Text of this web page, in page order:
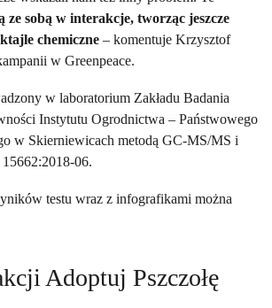
ze sobą w interakcje, tworząc jeszcze
chemiczne – komentuje Krzysztof
w Greenpeace.
w laboratorium Zakładu Badania
Instytutu Ogrodnictwa – Państwowego
w Skierniewicach metodą GC-MS/MS i
06.
testu wraz z infografikami można
Adoptuj Pszczołę